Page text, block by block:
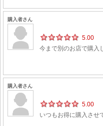
購入者さん
5.00
今まで別のお店で購入
購入者さん
5.00
いつもお得に購入させ